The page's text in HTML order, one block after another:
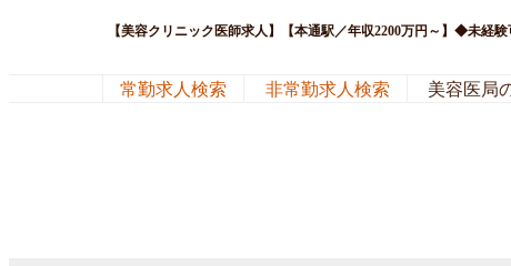
【美容クリニック医師求人】【本通駅／年収2200万円～】◆未
常勤求人検索 非常勤求人検索 美容医局